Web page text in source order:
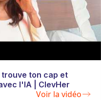
trouve ton cap et
l'IA | ClevHer
Voir la vidéo